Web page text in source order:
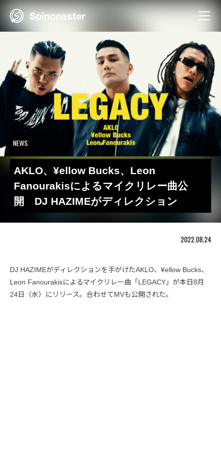
Skip
NEWS
AKLO、¥ellow Bucks、Leon
Fanourakisによるマイクリレー曲公
開 DJ HAZIMEがディレクション
2022.08.24
DJ HAZIMEがディレクションを手がけたAKLO、¥ellow Bucks、
Leon Fanourakisによるマイクリレー曲「LEGACY」が本日8月
24日（水）にリリース。合わせてMVも公開された。